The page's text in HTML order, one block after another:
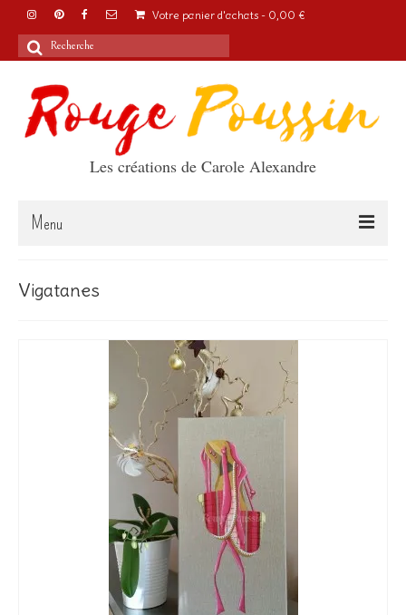
Votre panier d'achats - 0,00 €
Rechercher
Les créations de Carole Alexandre
Menu
Mon compte
Vigatanes